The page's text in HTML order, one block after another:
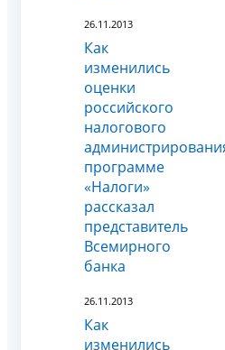
26.11.2013
Как
изменились
оценки
российского
налогового
программе
«Налоги»
рассказал
представитель
Всемирного
банка
26.11.2013
Как
изменились